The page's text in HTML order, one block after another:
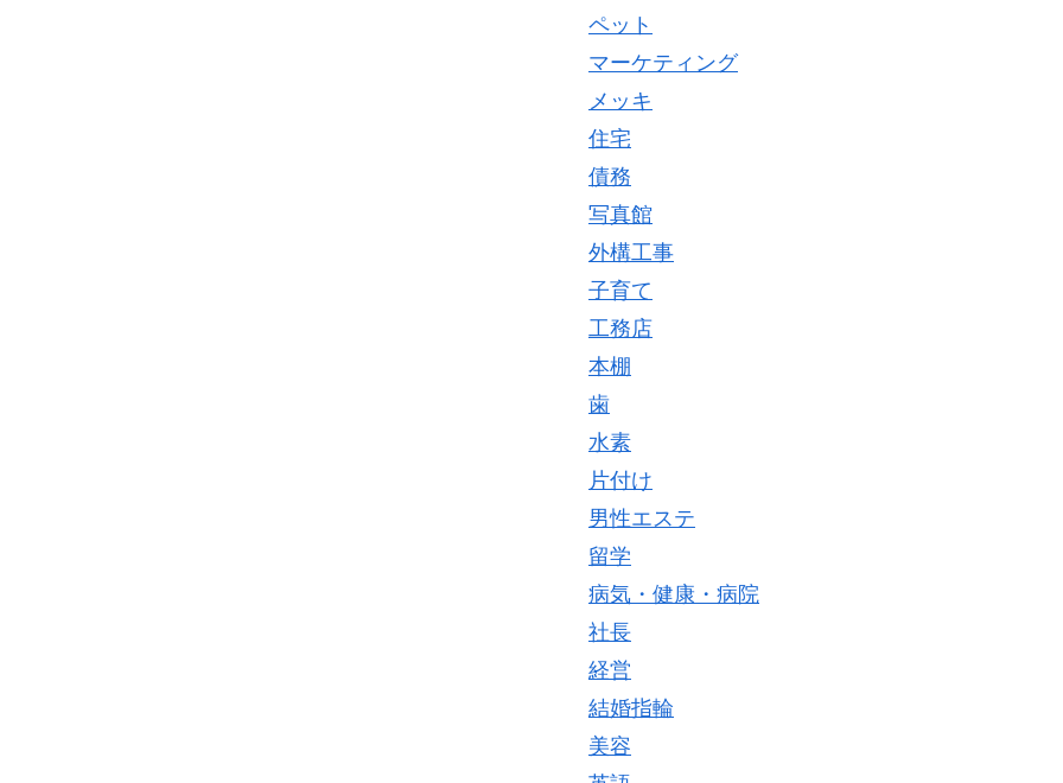
ペット
マーケティング
メッキ
住宅
債務
写真館
外構工事
子育て
工務店
本棚
歯
水素
片付け
男性エステ
留学
病気・健康・病院
社長
経営
結婚指輪
美容